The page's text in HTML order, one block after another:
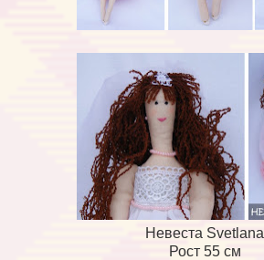
Невеста Svetlana
Рост 55 см